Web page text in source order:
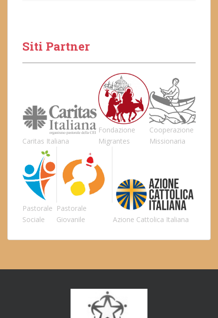
Siti Partner
Caritas Italiana
Fondazione
Migrantes
Cooperazione
Missionaria
Pastorale
Sociale
Pastorale
Giovanile
Azione Cattolica Italiana